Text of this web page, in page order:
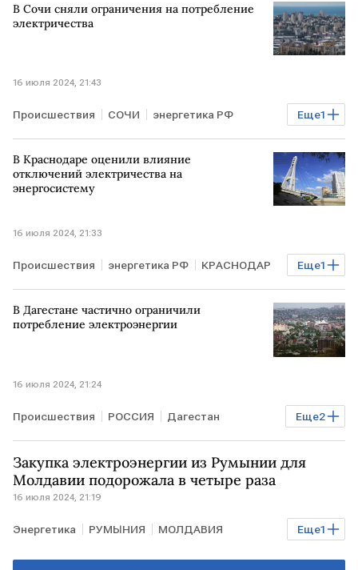
В Сочи сняли ограничения на потребление
электричества
16 июля 2024, 21:43
Еще1
Происшествия СОЧИ энергетика РФ
ограничения
В Краснодаре оценили влияние
отключений электричества на
энергосистему
16 июля 2024, 21:33
Еще1
Происшествия энергетика РФ КРАСНОДАР
отключение электричества
В Дагестане частично ограничили
потребление электроэнергии
16 июля 2024, 21:24
Еще2
Происшествия РОССИЯ Дагестан
энергетика РФ отключение электричества
Закупка электроэнергии из Румынии для
Молдавии подорожала в четыре раза
16 июля 2024, 21:19
Еще1
Энергетика РУМЫНИЯ МОЛДАВИЯ
электроэнергия